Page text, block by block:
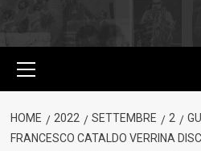
principale
HOME 2022 SETTEMBRE 2
FRANCESCO CATALDO VERRINA